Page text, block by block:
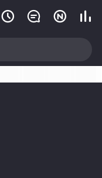
   